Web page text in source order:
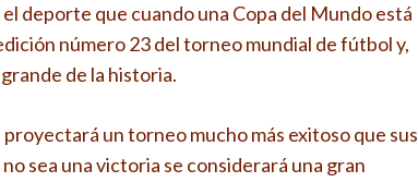
deporte que cuando una Copa del Mundo está
número 23 del torneo mundial de fútbol y,
de la historia.
un torneo mucho más exitoso que sus
sea una victoria se considerará una gran